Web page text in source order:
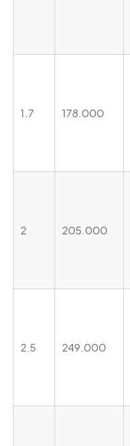
1.7 178.000
2 205.000
2.5 249.000